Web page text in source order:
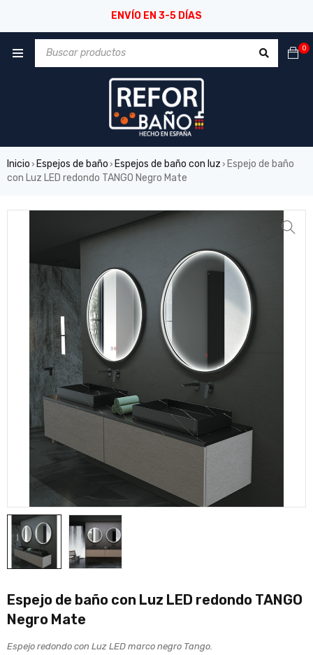
ENVÍO EN 3-5 DÍAS
0
Inicio › Espejos de baño › Espejos de baño con luz › Espejo de baño
con Luz LED redondo TANGO Negro Mate
Espejo de baño con Luz LED redondo TANGO
Negro Mate
Espejo redondo con Luz LED marco negro Tango.